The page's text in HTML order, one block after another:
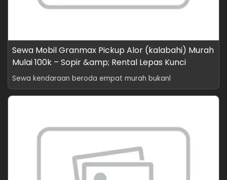
Sewa Mobil Granmax Pickup Alor (kalabahi) Murah
Mulai 100k – Sopir &amp; Rental Lepas Kunci
Sewa kendaraan beroda empat murah bukanl